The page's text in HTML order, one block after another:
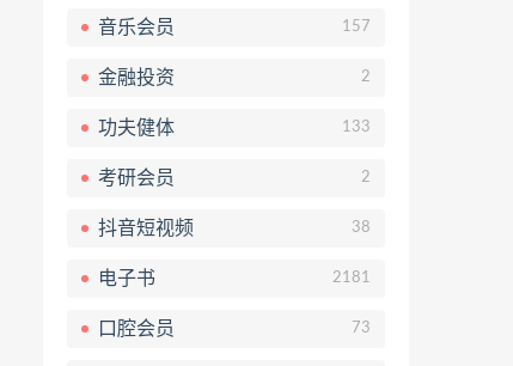
音乐会员 157
金融投资 2
功夫健体 133
考研会员 2
抖音短视频 38
电子书 2181
口腔会员 73